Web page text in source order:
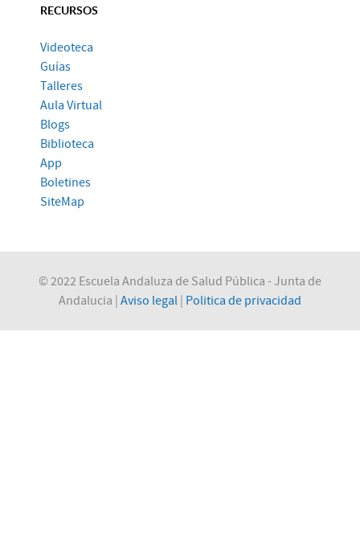
RECURSOS
Videoteca
Guías
Talleres
Aula Virtual
Blogs
Biblioteca
App
Boletines
SiteMap
© 2022 Escuela Andaluza de Salud Pública - Junta de
Andalucia | Aviso legal | Politica de privacidad